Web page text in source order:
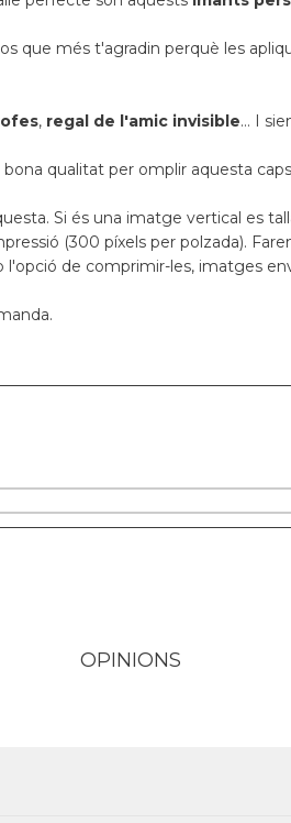
que més t'agradin perquè les
, regal de l'amic invisible… I
qualitat per omplir aquesta
Si és una imatge vertical es
(300 píxels per polzada).
de comprimir-les, imatges
OPINIONS